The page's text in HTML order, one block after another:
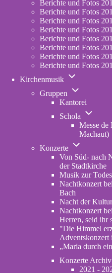
Berichte und Fotos
Berichte und Fotos
Berichte und Fotos
Berichte und Fotos
Berichte und Fotos
Berichte und Fotos
Berichte und Fotos
Berichte und Fotos
Kirchenmusik
Unternavigation
Kirchenmusik
Gruppen
Gruppen
Kantorei
Schola
Schola
Messe de
Machaut)
Konzerte
Konzerte
Von Süd- nach
der Stadtkirche
Musik zur
Nachtkonzert
Bach
Nacht der
Nachtkonzert
Herren, seid ihr
"Die Himmel
Adventskonzert
„Maria durch
Konzerte Archiv
2021 -